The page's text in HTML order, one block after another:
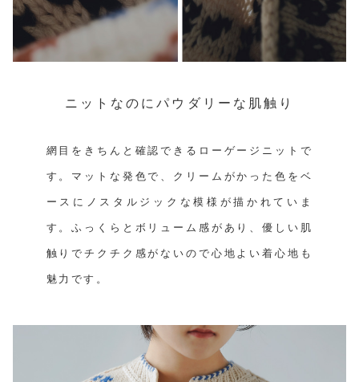
ニットなのにパウダリーな肌触り
網目をきちんと確認できるローゲージニットで
す。マットな発色で、クリームがかった色をベ
ースにノスタルジックな模様が描かれていま
す。ふっくらとボリューム感があり、優しい肌
触りでチクチク感がないので心地よい着心地も
魅力です。